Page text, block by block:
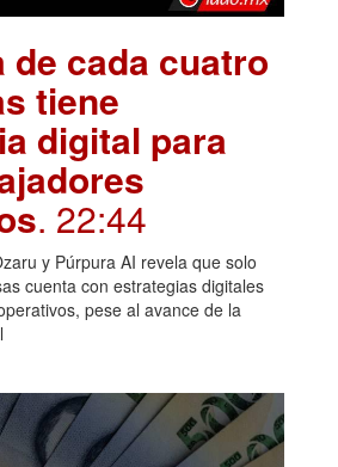
de cada cuatro
tiene
digital para
. 22:44
y Púrpura AI revela que solo
cuenta con estrategias digitales
pese al avance de la